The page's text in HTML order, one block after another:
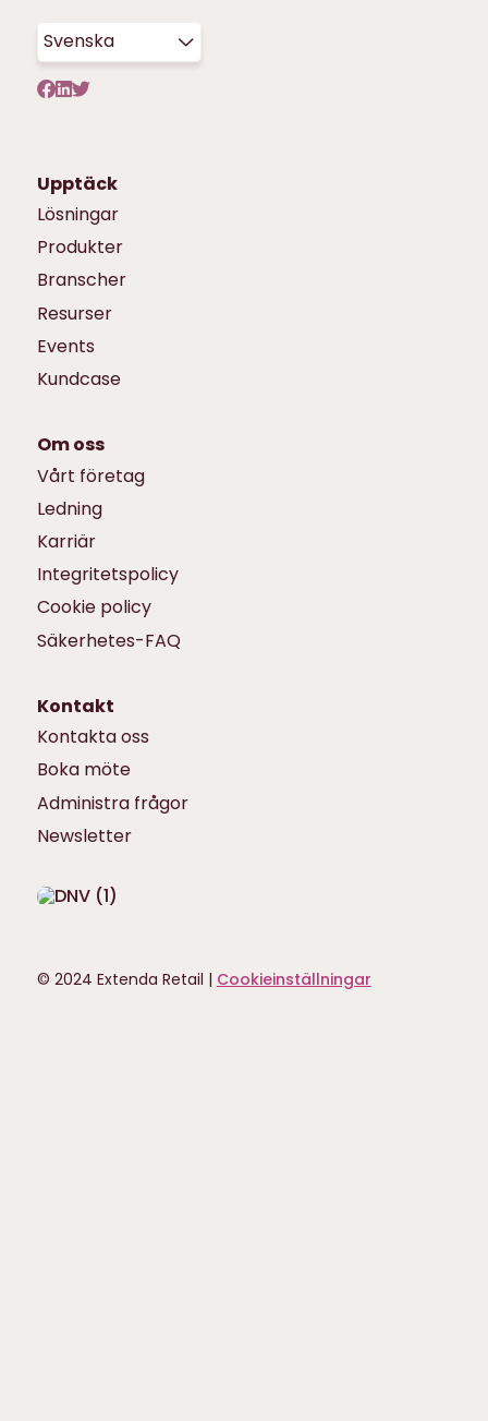
Svenska
Upptäck
Lösningar
Produkter
Branscher
Resurser
Events
Kundcase
Om oss
Vårt företag
Ledning
Karriär
Integritetspolicy
Cookie policy
Säkerhetes-FAQ
Kontakt
Kontakta oss
Boka möte
Administra frågor
Newsletter
© 2024 Extenda Retail | Cookieinställningar